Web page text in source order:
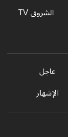
الشروق TV
عاجل
الإشهار